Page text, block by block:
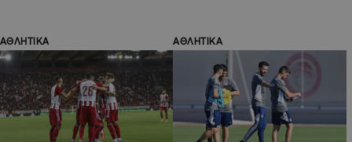
ΑΘΛΗΤΙΚΑ ΑΘΛΗΤΙΚΑ